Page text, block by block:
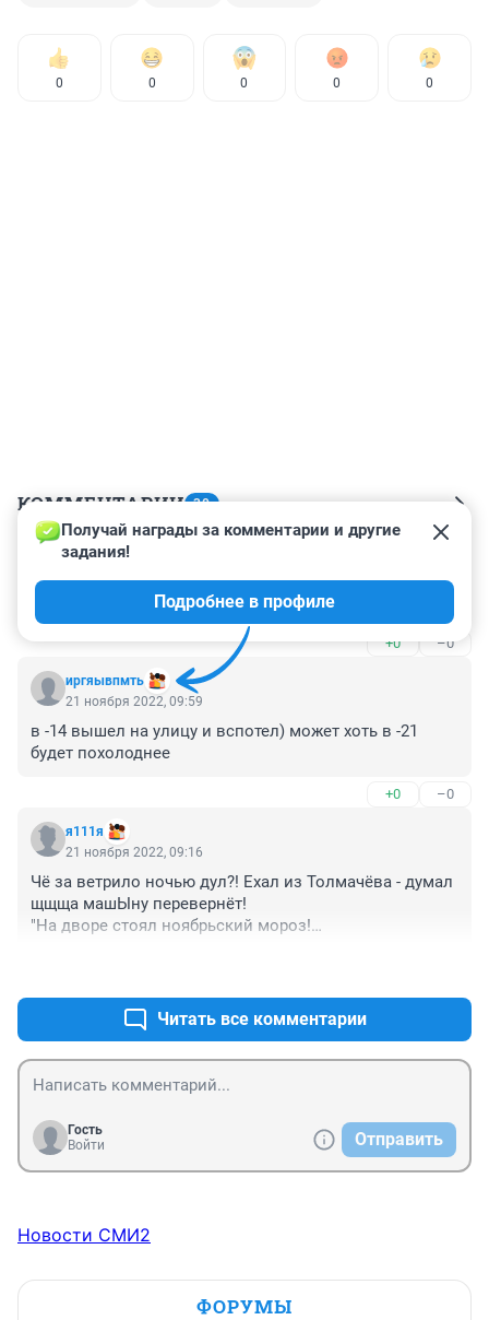
0 0 0 0 0
КОММЕНТАРИИ 30
Гость
Верю только УГМС на 3 дня
+0 –0
иргяывпмть
Получай награды за комментарии и другие
задания!
Подробнее в профиле
21 ноября 2022, 09:59
в -14 вышел на улицу и вспотел) может хоть в -21
будет похолоднее
+0 –0
я111я
21 ноября 2022, 09:16
Чё за ветрило ночью дул?! Ехал из Толмачёва - думал
щщща машЫну перевернёт!
"На дворе стоял ноябрьский мороз!
Читать все комментарии
Гость
Войти
Отправить
Новости СМИ2
ФОРУМЫ